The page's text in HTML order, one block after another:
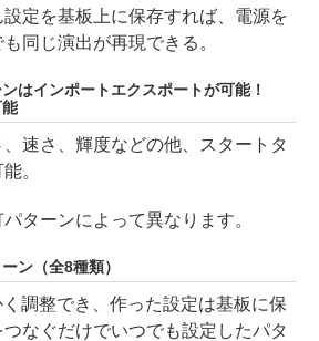
定を基板上に保存すれば、電源を
同じ演出が再現できる。
はインポートエクスポートが可能！
速さ、輝度などの他、スタートタ
。
ターンによって異なります。
ン（全8種類）
調整でき、作った設定は基板に保
なぐだけでいつでも設定したパタ